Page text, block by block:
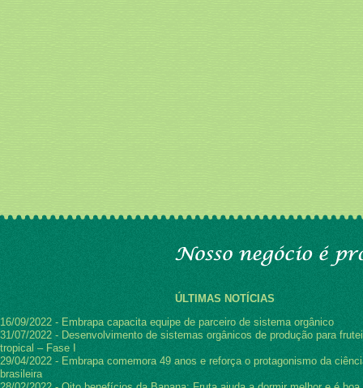
ÚLTIMAS NOTÍCIAS
16/09/2022 - Embrapa capacita equipe de parceiro de sistema orgânico
31/07/2022 - Desenvolvimento de sistemas orgânicos de produção para
tropical – Fase I
29/04/2022 - Embrapa comemora 49 anos e reforça o protagonismo da
brasileira